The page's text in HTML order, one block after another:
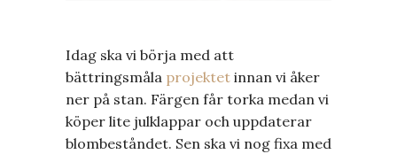
Idag ska vi börja med att
bättringsmåla projektet innan vi åker
ner på stan. Färgen får torka medan vi
köper lite julklappar och uppdaterar
blombeståndet. Sen ska vi nog fixa med